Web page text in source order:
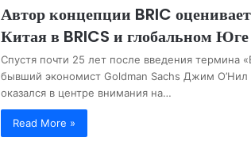
Автор концепции BRIC
Китая в BRICS и глобальном Юге
Спустя почти 25 лет после введения термина
бывший экономист Goldman Sachs Джим О’Нил
оказался в центре внимания на…
Read More »